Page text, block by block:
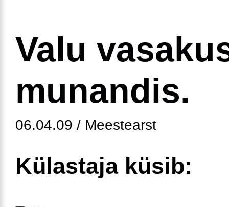
Valu
munandis.
06.04.09 / Meestearst
Külastaja küsib: